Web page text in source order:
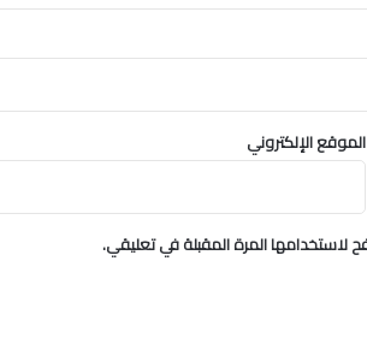
الموقع الإلكتروني
لاستخدامها المرة المقبلة في تعليقي.